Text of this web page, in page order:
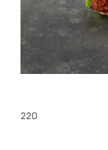
220